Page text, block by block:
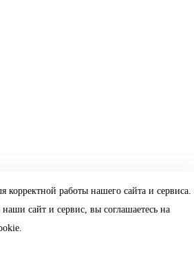
корректной работы нашего сайта и сервиса.
сайт и сервис, вы соглашаетесь на